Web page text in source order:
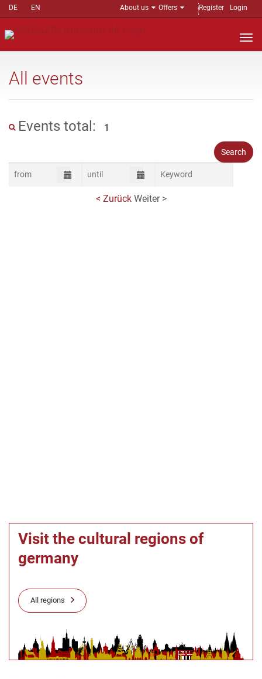
DE EN About us Offers Register Login
All events
Events total: 1
< Zurück Weiter >
Visit the cultural regions of
germany
All regions